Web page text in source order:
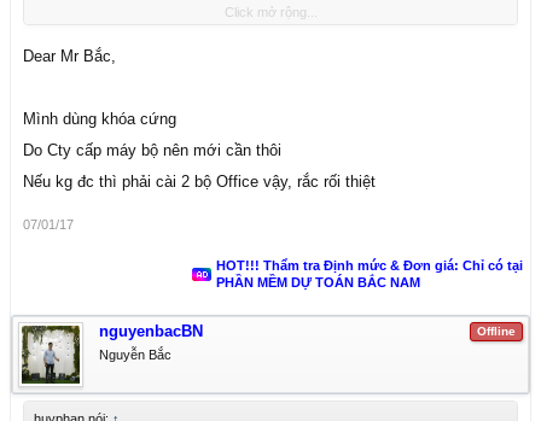
+, Với phiên bản khóa mềm thì cũng giống như bản khóa cứng nhưng
có thể cài đặt được trên bản 64bit.
Click mở rộng...
Dear Mr Bắc,
Mình dùng khóa cứng
Do Cty cấp máy bộ nên mới cần thôi
Nếu kg đc thì phải cài 2 bộ Office vậy, rắc rối thiệt
07/01/17
HOT!!! Thẩm tra Định mức & Đơn giá: Chỉ có tại
PHẦN MỀM DỰ TOÁN BẮC NAM
Offline
nguyenbacBN
Nguyễn Bắc